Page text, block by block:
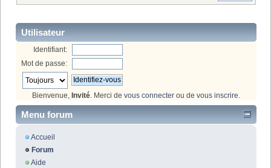
Utilisateur
Identifiant:
Mot de passe:
Bienvenue, Invité . Merci de vous connecter ou de vous inscrire
Menu forum
Accueil
Forum
Aide